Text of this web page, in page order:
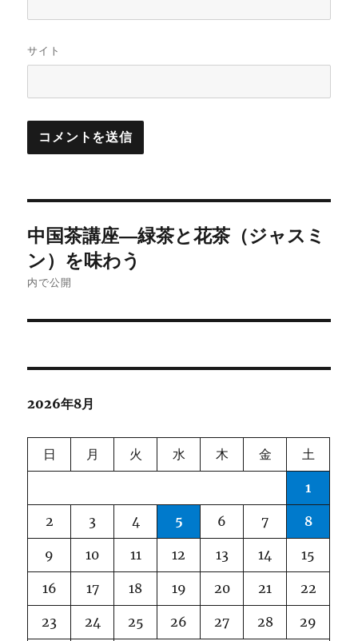
サイト
稿
ナ
ビ
ョ
中国茶講座―緑茶と花茶（ジャスミ
ン）を味わう
内で公開
2026年8月
日 月 火 水 木 金 土
1
2 3 4 5 6 7 8
9 10 11 12 13 14 15
16 17 18 19 20 21 22
23 24 25 26 27 28 29